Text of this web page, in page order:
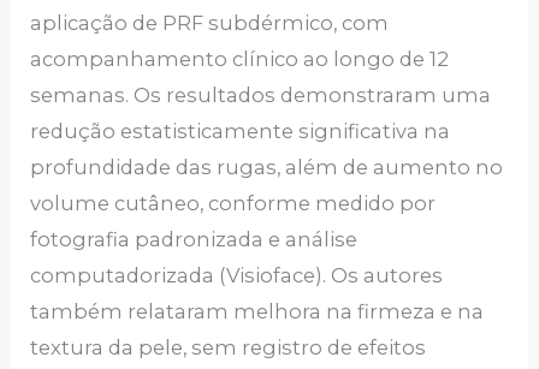
aplicação de PRF subdérmico, com
acompanhamento clínico ao longo de 12
semanas. Os resultados demonstraram uma
redução estatisticamente significativa na
profundidade das rugas, além de aumento no
volume cutâneo, conforme medido por
fotografia padronizada e análise
computadorizada (Visioface). Os autores
também relataram melhora na firmeza e na
textura da pele, sem registro de efeitos